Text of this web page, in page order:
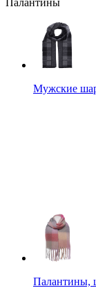
Палантины
Мужские
Палантины,